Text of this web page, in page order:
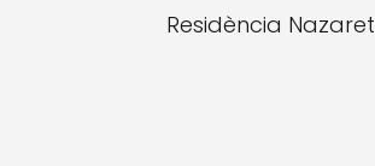
Residència Nazaret